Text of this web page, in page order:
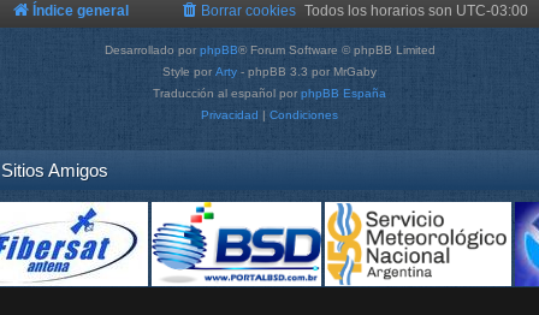
Índice general Todos los horarios son UTC-03:00
Borrar cookies
Desarrollado por phpBB® Forum Software © phpBB Limited
Style por Arty - phpBB 3.3 por MrGaby
Traducción al español por phpBB España
Privacidad | Condiciones
Sitios Amigos